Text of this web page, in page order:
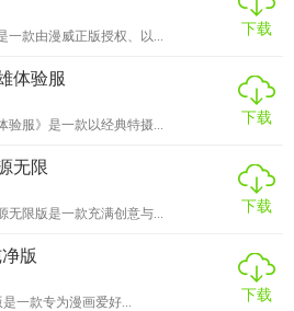
一款由漫威正版授权、以...
下载
体验服
验服》是一款以经典特摄...
下载
无限
无限版是一款充满创意与...
下载
版
一款专为漫画爱好...
下载